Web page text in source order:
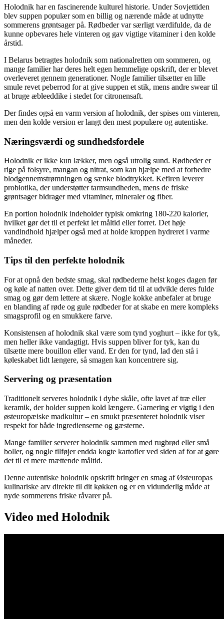
Holodnik har en fascinerende kulturel historie. Under Sovjettiden
blev suppen populær som en billig og nærende måde at udnytte
sommerens grøntsager på. Rødbeder var særligt værdifulde, da de
kunne opbevares hele vinteren og gav vigtige vitaminer i den kolde
årstid.
I Belarus betragtes holodnik som nationalretten om sommeren, og
mange familier har deres helt egen hemmelige opskrift, der er blevet
overleveret gennem generationer. Nogle familier tilsætter en lille
smule revet peberrod for at give suppen et stik, mens andre swear til
at bruge æbleeddike i stedet for citronensaft.
Der findes også en varm version af holodnik, der spises om vinteren,
men den kolde version er langt den mest populære og autentiske.
Næringsværdi og sundhedsfordele
Holodnik er ikke kun lækker, men også utrolig sund. Rødbeder er
rige på folsyre, mangan og nitrat, som kan hjælpe med at forbedre
blodgennemstrømningen og sænke blodtrykket. Kefiren leverer
probiotika, der understøtter tarmsundheden, mens de friske
grøntsager bidrager med vitaminer, mineraler og fiber.
En portion holodnik indeholder typisk omkring 180-220 kalorier,
hvilket gør det til et perfekt let måltid eller forret. Det høje
vandindhold hjælper også med at holde kroppen hydreret i varme
måneder.
Tips til den perfekte holodnik
For at opnå den bedste smag, skal rødbederne helst koges dagen før
og køle af natten over. Dette giver dem tid til at udvikle deres fulde
smag og gør dem lettere at skære. Nogle kokke anbefaler at bruge
en blanding af røde og gule rødbeder for at skabe en mere kompleks
smagsprofil og en smukkere farve.
Konsistensen af holodnik skal være som tynd yoghurt – ikke for tyk,
men heller ikke vandagtigt. Hvis suppen bliver for tyk, kan du
tilsætte mere bouillon eller vand. Er den for tynd, lad den stå i
køleskabet lidt længere, så smagen kan koncentrere sig.
Servering og præsentation
Traditionelt serveres holodnik i dybe skåle, ofte lavet af træ eller
keramik, der holder suppen kold længere. Garnering er vigtig i den
østeuropæiske madkultur – en smukt præsenteret holodnik viser
respekt for både ingredienserne og gæsterne.
Mange familier serverer holodnik sammen med rugbrød eller små
boller, og nogle tilføjer endda kogte kartofler ved siden af for at gøre
det til et mere mættende måltid.
Denne autentiske holodnik opskrift bringer en smag af Østeuropas
kulinariske arv direkte til dit køkken og er en vidunderlig måde at
nyde sommerens friske råvarer på.
Video med Holodnik